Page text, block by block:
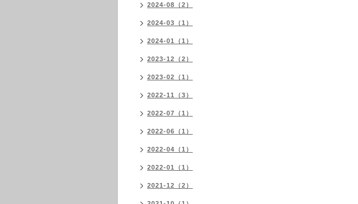
2024-08（2）
2024-03（1）
2024-01（1）
2023-12（2）
2023-02（1）
2022-11（3）
2022-07（1）
2022-06（1）
2022-04（1）
2022-01（1）
2021-12（2）